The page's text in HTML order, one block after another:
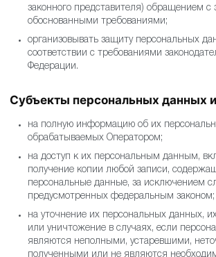
законного представителя) обращением с
обоснованными требованиями;
организовывать защиту персональных
соответствии с требованиями
Федерации.
Субъекты персональных данных
на полную информацию об их
обрабатываемых Оператором;
на доступ к их персональным данным,
получение копии любой записи,
персональные данные, за исключением
предусмотренных федеральным законом;
на уточнение их персональных данных,
или уничтожение в случаях, если
являются неполными, устаревшими,
полученными или не являются